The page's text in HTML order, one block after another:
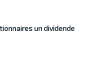
un dividende